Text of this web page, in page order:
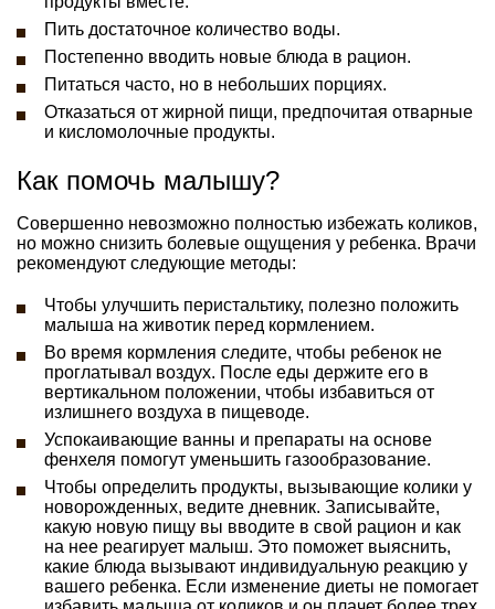
Пить достаточное количество воды.
Постепенно вводить новые блюда в рацион.
Питаться часто, но в небольших порциях.
Отказаться от жирной пищи, предпочитая отварные
и кисломолочные продукты.
Как помочь малышу?
Совершенно невозможно полностью избежать коликов,
но можно снизить болевые ощущения у ребенка. Врачи
рекомендуют следующие методы:
Чтобы улучшить перистальтику, полезно положить
малыша на животик перед кормлением.
Во время кормления следите, чтобы ребенок не
проглатывал воздух. После еды держите его в
вертикальном положении, чтобы избавиться от
излишнего воздуха в пищеводе.
Успокаивающие ванны и препараты на основе
фенхеля помогут уменьшить газообразование.
Чтобы определить продукты, вызывающие колики у
новорожденных, ведите дневник. Записывайте,
какую новую пищу вы вводите в свой рацион и как
на нее реагирует малыш. Это поможет выяснить,
какие блюда вызывают индивидуальную реакцию у
вашего ребенка. Если изменение диеты не помогает